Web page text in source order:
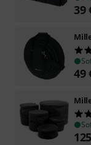
39
49
125